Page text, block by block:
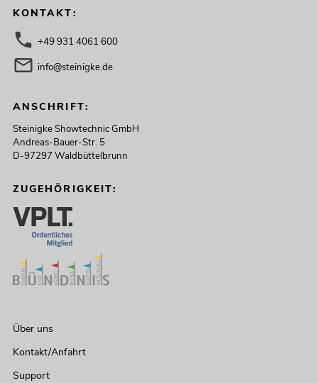
KONTAKT:
+49 931 4061 600
info@steinigke.de
ANSCHRIFT:
Steinigke Showtechnic GmbH
Andreas-Bauer-Str. 5
D-97297 Waldbüttelbrunn
ZUGEHÖRIGKEIT:
Über uns
Kontakt/Anfahrt
Support